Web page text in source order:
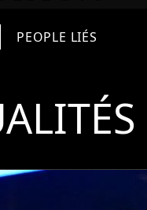
PEOPLE LIÉS